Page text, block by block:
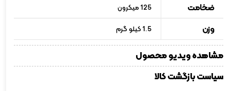
ضخامت 125 میکرون
وزن 1.5 کیلو گرم
مشاهده ویدیو محصول
سیاست بازگشت کالا